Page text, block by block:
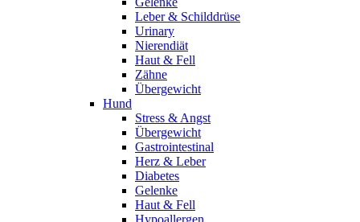
Leber & Schilddrüse
Urinary
Nierendiät
Haut & Fell
Zähne
Übergewicht
Hund
Stress & Angst
Übergewicht
Gastrointestinal
Herz & Leber
Diabetes
Gelenke
Haut & Fell
Hypoallergen